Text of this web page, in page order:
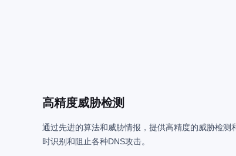
高精度威胁检测
通过先进的算法和威胁情报，提供高精度的威胁检测
时识别和阻止各种DNS攻击。